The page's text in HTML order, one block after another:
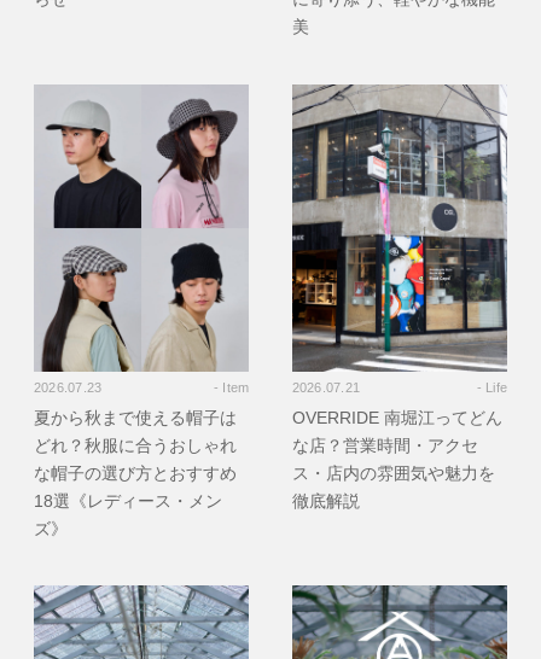
美
2026.07.23 - Item
夏から秋まで使える帽子は
どれ？秋服に合うおしゃれ
な帽子の選び方とおすすめ
18選《レディース・メン
ズ》
2026.07.21 - Life
OVERRIDE 南堀江ってどん
な店？営業時間・アクセ
ス・店内の雰囲気や魅力を
徹底解説